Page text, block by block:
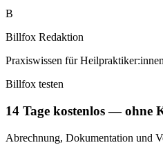
B
Billfox Redaktion
Praxiswissen für
Billfox testen
14 Tage kostenlos — ohne
Abrechnung, Dokumentation und